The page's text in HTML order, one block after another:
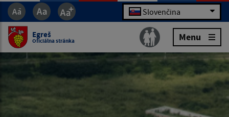
Slovenčina
Egreš
Oficiálna stránka Menu